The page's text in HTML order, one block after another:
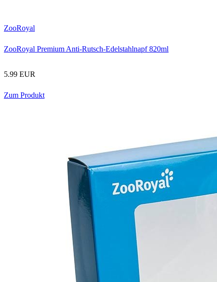
ZooRoyal
ZooRoyal Premium Anti-Rutsch-Edelstahlnapf 820ml
5.99 EUR
Zum Produkt